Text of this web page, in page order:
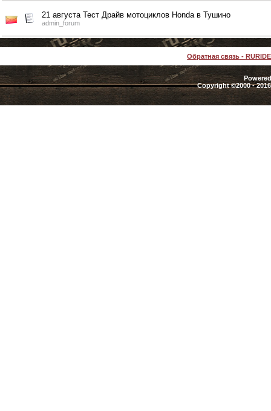
21 августа Тест Драйв мотоциклов Honda в Тушино
admin_forum
Обратная связь -
Copyright ©2000 -